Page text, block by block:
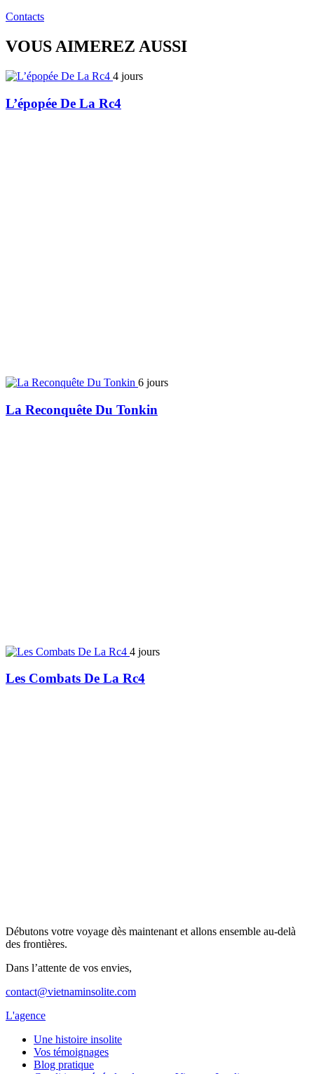
Contacts
VOUS AIMEREZ AUSSI
4 jours
L’épopée De La Rc4
6 jours
La Reconquête Du Tonkin
4 jours
Les Combats De La Rc4
Débutons votre voyage dès maintenant et allons ensemble au-delà
des frontières.
Dans l’attente de vos envies,
contact@vietnaminsolite.com
L'agence
Une histoire insolite
Vos témoignages
Blog pratique